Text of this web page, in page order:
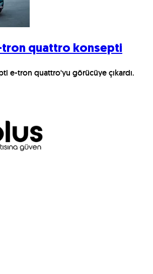
tron quattro konsepti
e-tron quattro'yu görücüye çıkardı.